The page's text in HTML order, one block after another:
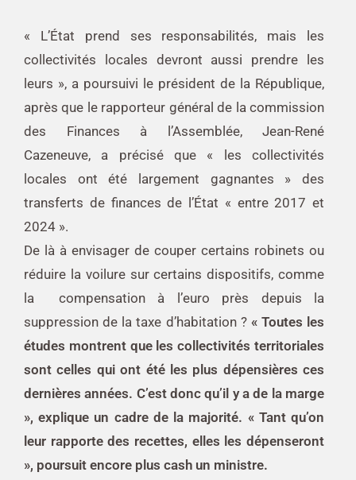
« L’État prend ses responsabilités, mais les
collectivités locales devront aussi prendre les
leurs », a poursuivi le président de la République,
après que le rapporteur général de la commission
des Finances à l’Assemblée, Jean-René
Cazeneuve, a précisé que « les collectivités
locales ont été largement gagnantes » des
transferts de finances de l’État « entre 2017 et
2024 ».
De là à envisager de couper certains robinets ou
réduire la voilure sur certains dispositifs, comme
la compensation à l’euro près depuis la
suppression de la taxe d’habitation ? « Toutes les
études montrent que les collectivités territoriales
sont celles qui ont été les plus dépensières ces
dernières années. C’est donc qu’il y a de la marge
», explique un cadre de la majorité. « Tant qu’on
leur rapporte des recettes, elles les dépenseront
», poursuit encore plus cash un ministre.